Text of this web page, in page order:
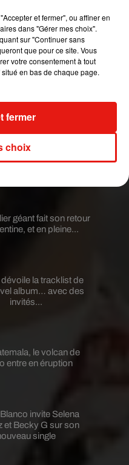
rastreando famosos
a déjà accumulé des
dit pas si Anuel AA a
ou pas...
: l'éruption du volcan
est terminée
géant fait son retour
et en pleine...
la tracklist de
album… avec des
invités...
le volcan de
entre en éruption
invite Selena
et Becky G sur son
single
et fermer", ou affiner en
dans "Gérer mes choix".
sur "Continuer sans
que pour ce site. Vous
votre consentement à tout
en bas de chaque page.
choix
fermer